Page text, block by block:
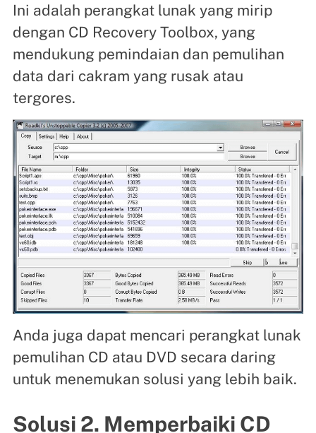
Ini adalah perangkat lunak yang mirip
dengan CD Recovery Toolbox, yang
mendukung pemindaian dan pemulihan
data dari cakram yang rusak atau
tergores.
Anda juga dapat mencari perangkat lunak
pemulihan CD atau DVD secara daring
untuk menemukan solusi yang lebih baik.
Solusi 2. Memperbaiki CD